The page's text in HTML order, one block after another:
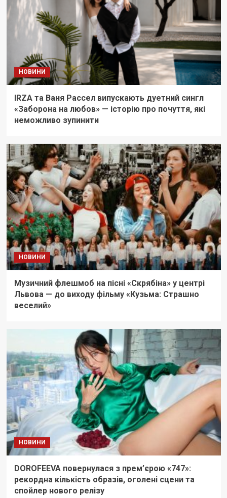
НОВИНИ
IRZA та Ваня Рассел випускають дуетний сингл
«Заборона на любов» — історію про почуття, які
неможливо зупинити
НОВИНИ
Музичний флешмоб на пісні «Скрябіна» у центрі
Львова — до виходу фільму «Кузьма: Страшно
веселий»
НОВИНИ
DOROFEEVA повернулася з прем’єрою «747»:
рекордна кількість образів, оголені сцени та
спойлер нового релізу